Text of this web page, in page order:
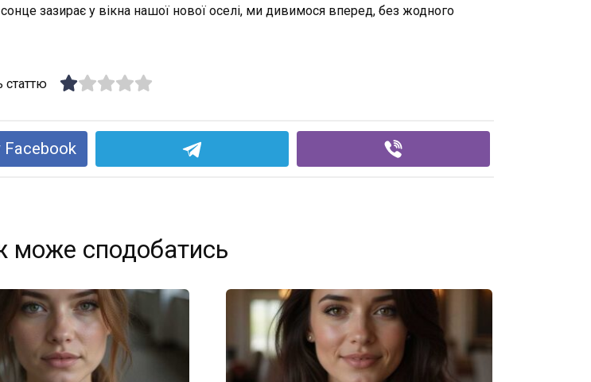
зазирає у вікна нашої нової оселі, ми дивимося вперед, без жодного
статтю
Facebook
може сподобатись